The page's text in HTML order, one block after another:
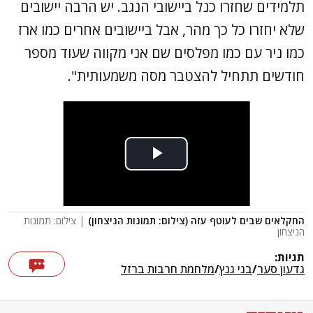
תלמידים שחזרו כנל ביישובי הנגב. יש הרבה יישובים
שלא יחזרו כל כך מהר, אבל ביישובים אחרים כמו ארז
כמו ניר עם כמו מפלסים שם אני מקווה שעוד מספר
חודשים תתחיל להצטבר מסה משמעותית".
החקלאים שבים לעוטף עזה (צילום: תמונות הניצחון) | צילום: תמונות
הניצחון
תגיות:
גדעון סער/בני גנץ/מלחמת חרבות ברזל